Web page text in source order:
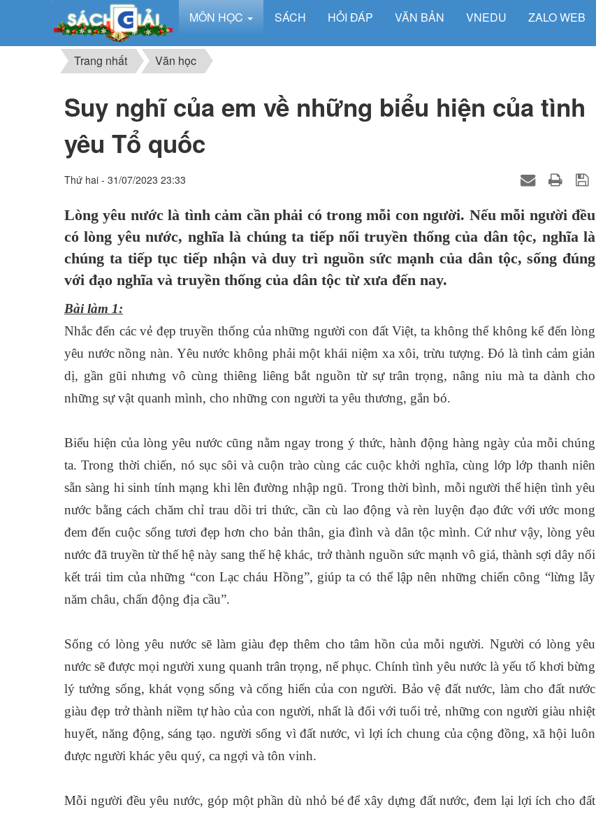
MÔN HỌC SÁCH HỎI ĐÁP VĂN BẢN VNEDU ZALO WEB
Trang nhất Văn học
Suy nghĩ của em về những biểu hiện của tình
yêu Tổ quốc
Thứ hai - 31/07/2023 23:33
Lòng yêu nước là tình cảm cần phải có trong mỗi con người. Nếu mỗi người đều
có lòng yêu nước, nghĩa là chúng ta tiếp nối truyền thống của dân tộc, nghĩa là
chúng ta tiếp tục tiếp nhận và duy trì nguồn sức mạnh của dân tộc, sống đúng
với đạo nghĩa và truyền thống của dân tộc từ xưa đến nay.
Bài làm 1:
Nhắc đến các vẻ đẹp truyền thống của những người con đất Việt, ta không thể không kể đến lòng
yêu nước nồng nàn. Yêu nước không phải một khái niệm xa xôi, trừu tượng. Đó là tình cảm giản
dị, gần gũi nhưng vô cùng thiêng liêng bắt nguồn từ sự trân trọng, nâng niu mà ta dành cho
những sự vật quanh mình, cho những con người ta yêu thương, gắn bó.
Biểu hiện của lòng yêu nước cũng nằm ngay trong ý thức, hành động hàng ngày của mỗi chúng
ta. Trong thời chiến, nó sục sôi và cuộn trào cùng các cuộc khởi nghĩa, cùng lớp lớp thanh niên
sẵn sàng hi sinh tính mạng khi lên đường nhập ngũ. Trong thời bình, mỗi người thể hiện tình yêu
nước bằng cách chăm chỉ trau dồi tri thức, cần cù lao động và rèn luyện đạo đức với ước mong
đem đến cuộc sống tươi đẹp hơn cho bản thân, gia đình và dân tộc mình. Cứ như vậy, lòng yêu
nước đã truyền từ thế hệ này sang thế hệ khác, trở thành nguồn sức mạnh vô giá, thành sợi dây nối
kết trái tim của những “con Lạc cháu Hồng”, giúp ta có thể lập nên những chiến công “lừng lẫy
năm châu, chấn động địa cầu”.
Sống có lòng yêu nước sẽ làm giàu đẹp thêm cho tâm hồn của mỗi người. Người có lòng yêu
nước sẽ được mọi người xung quanh trân trọng, nể phục. Chính tình yêu nước là yếu tố khơi bừng
lý tưởng sống, khát vọng sống và cống hiến của con người. Bảo vệ đất nước, làm cho đất nước
giàu đẹp trở thành niềm tự hào của con người, nhất là đối với tuổi trẻ, những con người giàu nhiệt
huyết, năng động, sáng tạo. người sống vì đất nước, vì lợi ích chung của cộng đồng, xã hội luôn
được người khác yêu quý, ca ngợi và tôn vinh.
Mỗi người đều yêu nước, góp một phần dù nhỏ bé để xây dựng đất nước, đem lại lợi ích cho đất